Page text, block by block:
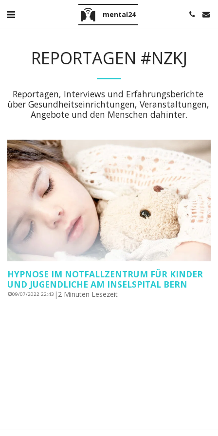
mental24
REPORTAGEN #NZKJ
Reportagen, Interviews und Erfahrungsberichte
über Gesundheitseinrichtungen, Veranstaltungen,
Angebote und den Menschen dahinter.
HYPNOSE IM NOTFALLZENTRUM FÜR KINDER
UND JUGENDLICHE AM INSELSPITAL BERN
09/07/2022 22:43 | 2 Minuten Lesezeit